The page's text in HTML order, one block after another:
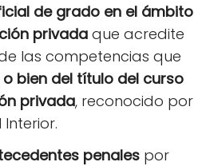
de grado en el ámbito
privada que acredite
las competencias que
o bien del título del curso
privada, reconocido por
Interior.
penales por